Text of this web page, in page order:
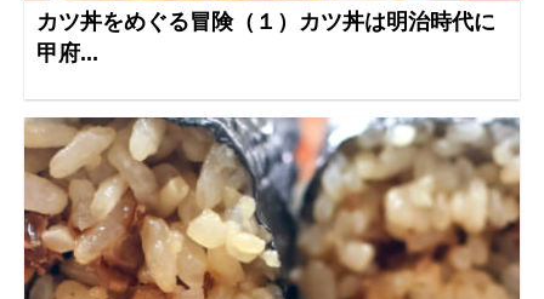
カツ丼をめぐる冒険（１）カツ丼は明治時代に
甲府...